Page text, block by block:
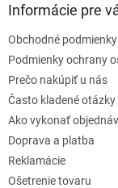
Informácie pre
Obchodné podmienky
Podmienky ochrany
Prečo nakúpiť u nás
Často kladené otázky
Ako vykonať
Doprava a platba
Reklamácie
Ošetrenie tovaru